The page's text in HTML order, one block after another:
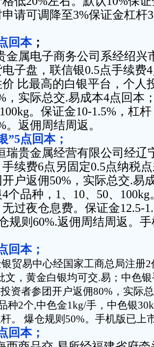
请可调降至3%保证金杠杆
回本；
金属电子商务公司系经绍兴
子盘，联信银0.5点手续费
比最高的白银平台，个人
，实际总交.易成本4点回本
。保证金10-1.5%，杠
。返佣周结周返。
”5点回本；
瑞贵金属经营有限公司经辽
续费6点另固定0.5点纳税
户返佣50%，实际总交.易
个品种，1、10、50、100kg
过夜仓息费。保证金12.5-
规则60%.返佣周结周返。
回本；
贸易中心经国家工商总局注册
文，黄金白银均可交.易；中色
资者参团开户返佣80%，实际
种2个,中色金1kg/手，中色银
。 爆仓规则50%。手机版已上
回本；